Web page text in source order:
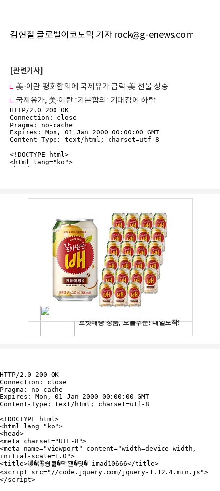
김현철 글로벌이코노믹 기자 rock@g-enews.com
[관련기사]
美·이란 평화합의에 국제유가 급락·美 선물 상승
국제유가, 美·이란 ‘기본합의’ 기대감에 하락